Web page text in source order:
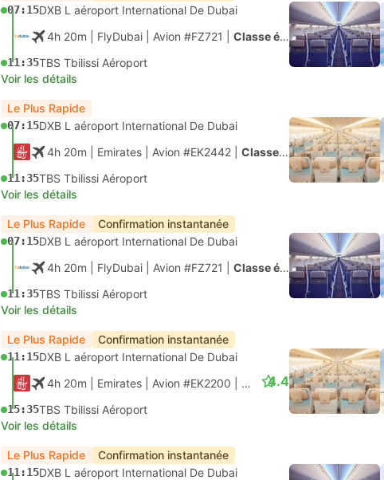
07:15DXB L aéroport International De Dubai
4h 20m | FlyDubai Avion #FZ721 Classe économique
11:35TBS Tbilissi Aéroport
Voir les détails
Le Plus Rapide
07:15DXB L aéroport International De Dubai
4h 20m | Emirates Avion #EK2442 Classe économique
11:35TBS Tbilissi Aéroport
Voir les détails
Le Plus Rapide Confirmation instantanée
07:15DXB L aéroport International De Dubai
4h 20m | FlyDubai Avion #FZ721 Classe économique
11:35TBS Tbilissi Aéroport
Voir les détails
Le Plus Rapide Confirmation instantanée
11:15DXB L aéroport International De Dubai
4h 20m | Emirates Avion #EK2200 Classe économique
15:35TBS Tbilissi Aéroport
4.4
Voir les détails
Le Plus Rapide Confirmation instantanée
11:15DXB L aéroport International De Dubai